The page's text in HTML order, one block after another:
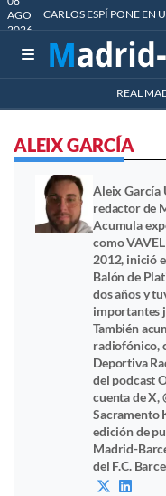
AGO
2026
CARLOS ESPÍ PONE EN
REAL
ALEIX GARCÍA
Aleix García
redactor de
Acumula
como
2012, inició
Balón de
dos años y
importantes
También
radiofónico,
Deportiva
del podcast
cuenta de X,
Sacramento
edición de
Madrid-
del F.C.